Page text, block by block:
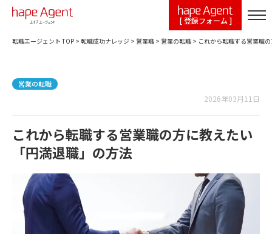
[ 登録フォーム ]
転職エージェント TOP > 転職成功ナレッジ > 営業職 > 営業の転職 > これから転職する営業職
営業の転職
2026年03月11日
これから転職する営業職の方に教えたい
「円満退職」の方法